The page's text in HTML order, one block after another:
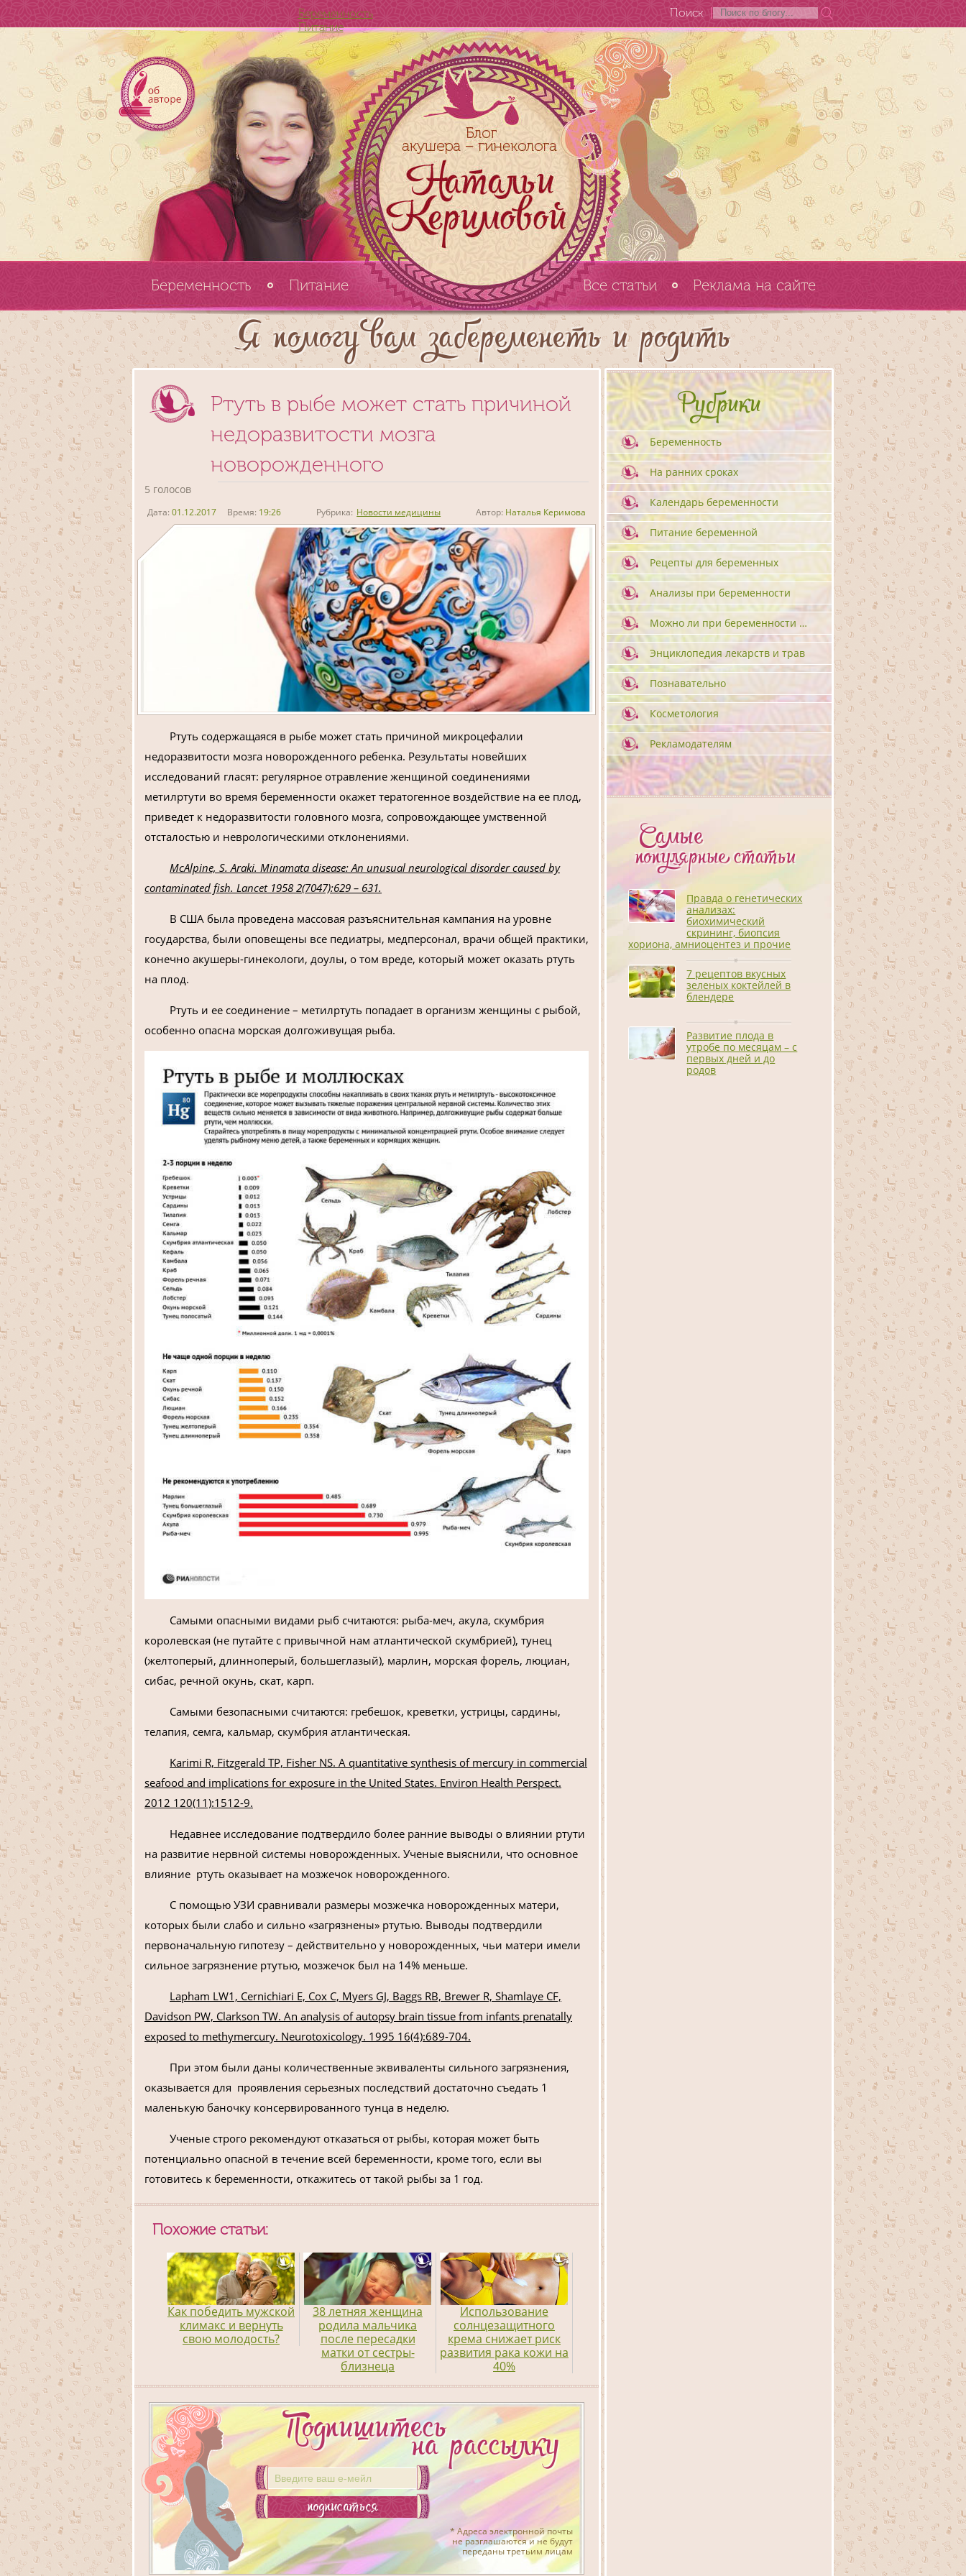
Беременность
Питание
Поиск
Беременность Питание Все статьи Реклама на сайте
Я помогу вам забеременеть и родить
Ртуть в рыбе может стать причиной
недоразвитости мозга
новорожденного
5 голосов
Дата: 01.12.2017 Время: 19:26 Рубрика: Новости медицины Автор: Наталья Керимова
Ртуть содержащаяся в рыбе может стать причиной микроцефалии
недоразвитости мозга новорожденного ребенка. Результаты новейших
исследований гласят: регулярное отравление женщиной соединениями
метилртути во время беременности окажет тератогенное воздействие на ее плод,
приведет к недоразвитости головного мозга, сопровождающее умственной
отсталостью и неврологическими отклонениями.
McAlpine, S. Araki. Minamata disease: An unusual neurological disorder caused by
contaminated fish. Lancet 1958 2(7047):629 – 631.
В США была проведена массовая разъяснительная кампания на уровне
государства, были оповещены все педиатры, медперсонал, врачи общей практики,
конечно акушеры-гинекологи, доулы, о том вреде, который может оказать ртуть
на плод.
Ртуть и ее соединение – метилртуть попадает в организм женщины с рыбой,
особенно опасна морская долгоживущая рыба.
Самыми опасными видами рыб считаются: рыба-меч, акула, скумбрия
королевская (не путайте с привычной нам атлантической скумбрией), тунец
(желтоперый, длинноперый, большеглазый), марлин, морская форель, люциан,
сибас, речной окунь, скат, карп.
Самыми безопасными считаются: гребешок, креветки, устрицы, сардины,
телапия, семга, кальмар, скумбрия атлантическая.
Karimi R, Fitzgerald TP, Fisher NS. A quantitative synthesis of mercury in commercial
seafood and implications for exposure in the United States. Environ Health Perspect.
2012 120(11):1512-9.
Недавнее исследование подтвердило более ранние выводы о влиянии ртути
на развитие нервной системы новорожденных. Ученые выяснили, что основное
влияние ртуть оказывает на мозжечок новорожденного.
С помощью УЗИ сравнивали размеры мозжечка новорожденных матери,
которых были слабо и сильно «загрязнены» ртутью. Выводы подтвердили
первоначальную гипотезу – действительно у новорожденных, чьи матери имели
сильное загрязнение ртутью, мозжечок был на 14% меньше.
Lapham LW1, Cernichiari E, Cox C, Myers GJ, Baggs RB, Brewer R, Shamlaye CF,
Davidson PW, Clarkson TW. An analysis of autopsy brain tissue from infants prenatally
exposed to methymercury. Neurotoxicology. 1995 16(4):689-704.
При этом были даны количественные эквиваленты сильного загрязнения,
оказывается для проявления серьезных последствий достаточно съедать 1
маленькую баночку консервированного тунца в неделю.
Ученые строго рекомендуют отказаться от рыбы, которая может быть
потенциально опасной в течение всей беременности, кроме того, если вы
готовитесь к беременности, откажитесь от такой рыбы за 1 год.
Похожие статьи:
Как победить мужской
климакс и вернуть
свою молодость?
38 летняя женщина
родила мальчика
после пересадки
матки от сестры-
близнеца
Использование
солнцезащитного
крема снижает риск
развития рака кожи на
40%
Подпишитесьна рассылку
подписаться
* Адреса электронной почты
не разглашаются и не будут
переданы третьим лицам
Рубрики
Беременность
На ранних сроках
Календарь беременности
Питание беременной
Рецепты для беременных
Анализы при беременности
Можно ли при беременности …
Энциклопедия лекарств и трав
Познавательно
Косметология
Рекламодателям
Самые
популярные статьи
Правда о генетических
анализах:
биохимический
скрининг, биопсия
хориона, амниоцентез и прочие
7 рецептов вкусных
зеленых коктейлей в
блендере
Развитие плода в
утробе по месяцам – с
первых дней и до
родов